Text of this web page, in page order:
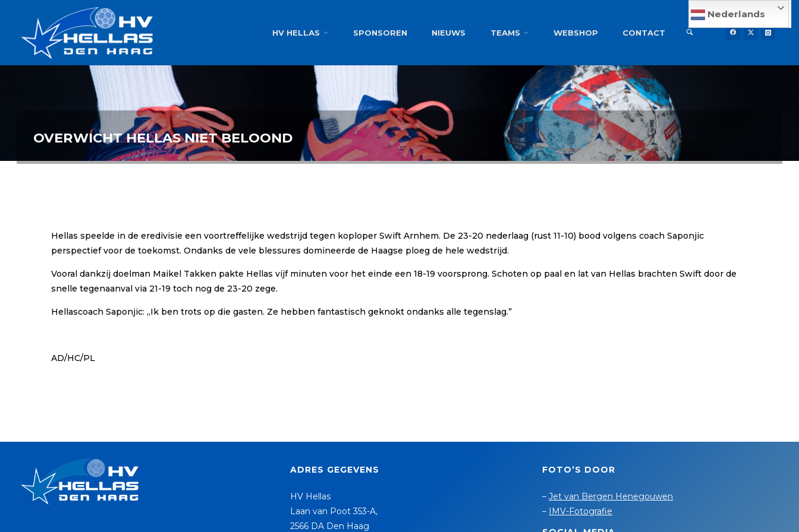
AMBITIE
HV HELLAS SPONSOREN NIEUWS TEAMS WEBSHOP CONTACT
Nederlands
OVERWICHT HELLAS NIET BELOOND
Hellas speelde in de eredivisie een voortreffelijke wedstrijd tegen koploper Swift Arnhem. De 23-20 nederlaag (rust 11-10) bood volgens coach Saponjic
perspectief voor de toekomst. Ondanks de vele blessures domineerde de Haagse ploeg de hele wedstrijd.
Vooral dankzij doelman Maikel Takken pakte Hellas vijf minuten voor het einde een 18-19 voorsprong. Schoten op paal en lat van Hellas brachten Swift door de
snelle tegenaanval via 21-19 toch nog de 23-20 zege.
Hellascoach Saponjic: ,,Ik ben trots op die gasten. Ze hebben fantastisch geknokt ondanks alle tegenslag.”
AD/HC/PL
ADRES GEGEVENS
HV Hellas
Laan van Poot 353-A,
2566 DA Den Haag
FOTO’S DOOR
–Jet van Bergen Henegouwen
– IMV-Fotografie